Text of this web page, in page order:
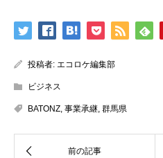
投稿者: エコロケ編集部
ビジネス
BATONZ, 事業承継, 群馬県